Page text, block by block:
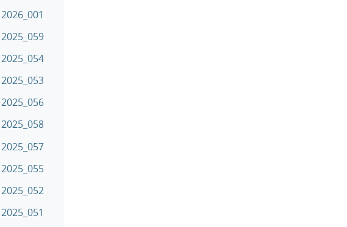
2025_059
2025_054
2025_053
2025_056
2025_058
2025_057
2025_055
2025_052